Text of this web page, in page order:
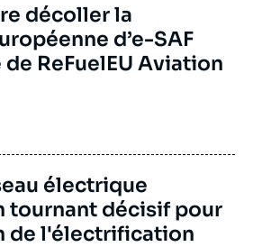
décoller la
d’e-SAF
ReFuelEU Aviation
électrique
tournant décisif pour
de l'électrification